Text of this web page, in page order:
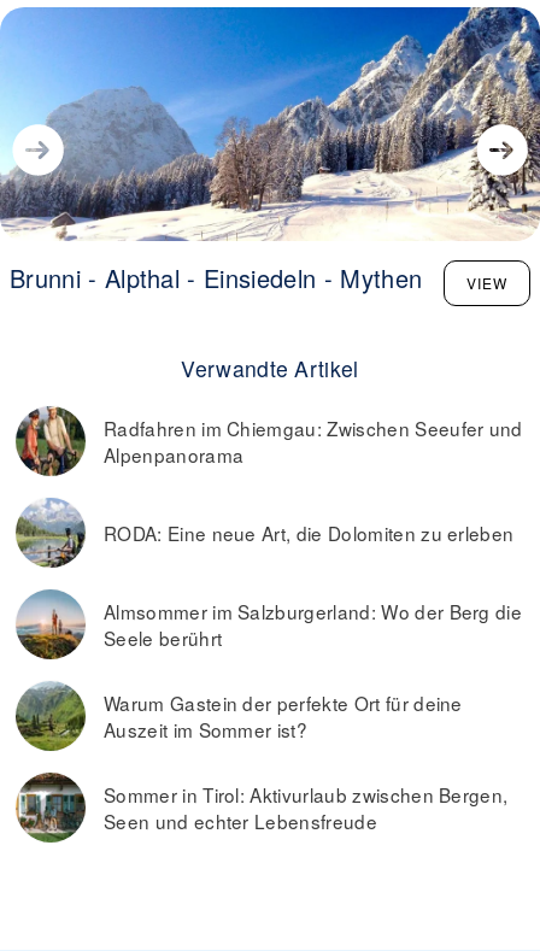
Brunni - Alpthal - Einsiedeln - Mythen VIEW
Verwandte Artikel
Radfahren im Chiemgau: Zwischen Seeufer und
Alpenpanorama
RODA: Eine neue Art, die Dolomiten zu erleben
Almsommer im Salzburgerland: Wo der Berg die
Seele berührt
Warum Gastein der perfekte Ort für deine
Auszeit im Sommer ist?
Sommer in Tirol: Aktivurlaub zwischen Bergen,
Seen und echter Lebensfreude